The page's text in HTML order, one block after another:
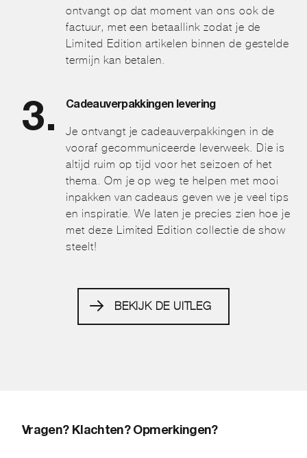
ontvangt op dat moment van ons ook de
factuur, met een betaallink zodat je de
Limited Edition artikelen binnen de gestelde
termijn kan betalen.
Cadeauverpakkingen levering
Je ontvangt je cadeauverpakkingen in de
vooraf gecommuniceerde leverweek. Die is
altijd ruim op tijd voor het seizoen of het
thema. Om je op weg te helpen met mooi
inpakken van cadeaus geven we je veel tips
en inspiratie. We laten je precies zien hoe je
met deze Limited Edition collectie de show
steelt!
BEKIJK DE UITLEG
Vragen? Klachten? Opmerkingen?